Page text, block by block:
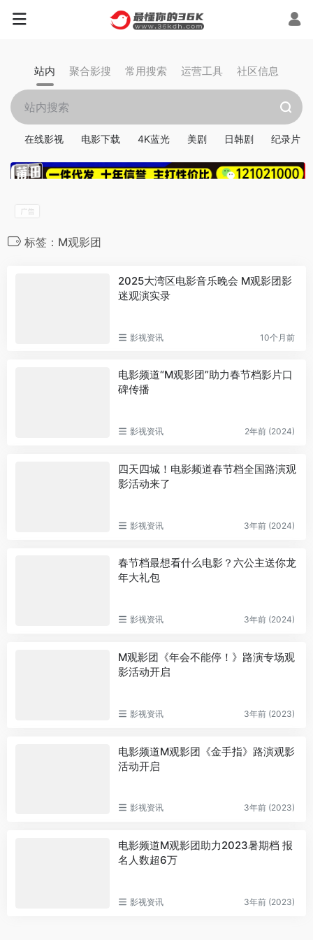
站内 聚合影搜 常用搜索 运营工具 社区信息
在线影视 电影下载 4K蓝光 美剧 日韩剧 纪录片
标签：M观影团
2025大湾区电影音乐晚会 M观影团影
迷观演实录
影视资讯 10个月前
电影频道“M观影团”助力春节档影片口
碑传播
影视资讯 2年前 (2024)
四天四城！电影频道春节档全国路演观
影活动来了
影视资讯 3年前 (2024)
春节档最想看什么电影？六公主送你龙
年大礼包
影视资讯 3年前 (2024)
M观影团《年会不能停！》路演专场观
影活动开启
影视资讯 3年前 (2023)
电影频道M观影团《金手指》路演观影
活动开启
影视资讯 3年前 (2023)
电影频道M观影团助力2023暑期档 报
名人数超6万
影视资讯 3年前 (2023)